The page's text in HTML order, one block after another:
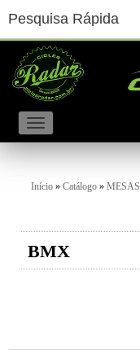
Início »Catálogo »MESAS
BMX